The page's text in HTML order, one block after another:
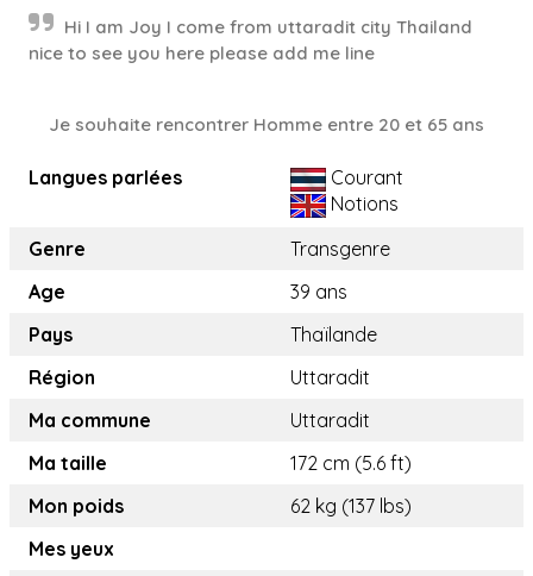
Hi I am Joy I come from uttaradit city Thailand
nice to see you here please add me line
Je souhaite rencontrer Homme entre 20 et 65 ans
Langues parlées
Courant
Notions
Genre
Transgenre
Age
39 ans
Pays
Thaïlande
Région
Uttaradit
Ma commune
Uttaradit
Ma taille
172 cm (5.6 ft)
Mon poids
62 kg (137 lbs)
Mes yeux